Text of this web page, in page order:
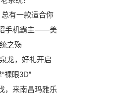
有一款适合你
手机霸主——美
之殇
龙，好礼开启
裸眼3D”
，来南昌玛雅乐